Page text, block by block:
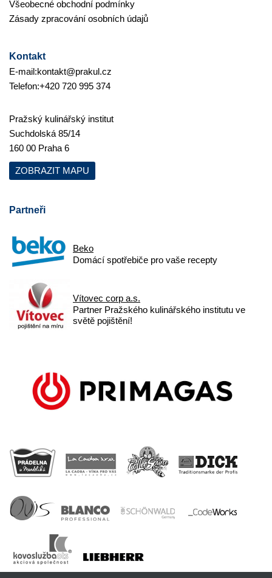
Všeobecné obchodní podmínky
Zásady zpracování osobních údajů
Kontakt
E-mail:kontakt@prakul.cz
Telefon:+420 720 995 374
Pražský kulinářský institut
Suchdolská 85/14
160 00 Praha 6
ZOBRAZIT MAPU
Partneři
Beko
Domácí spotřebiče pro vaše recepty
Vítovec corp a.s.
Partner Pražského kulinářského institutu ve
světě pojištění!